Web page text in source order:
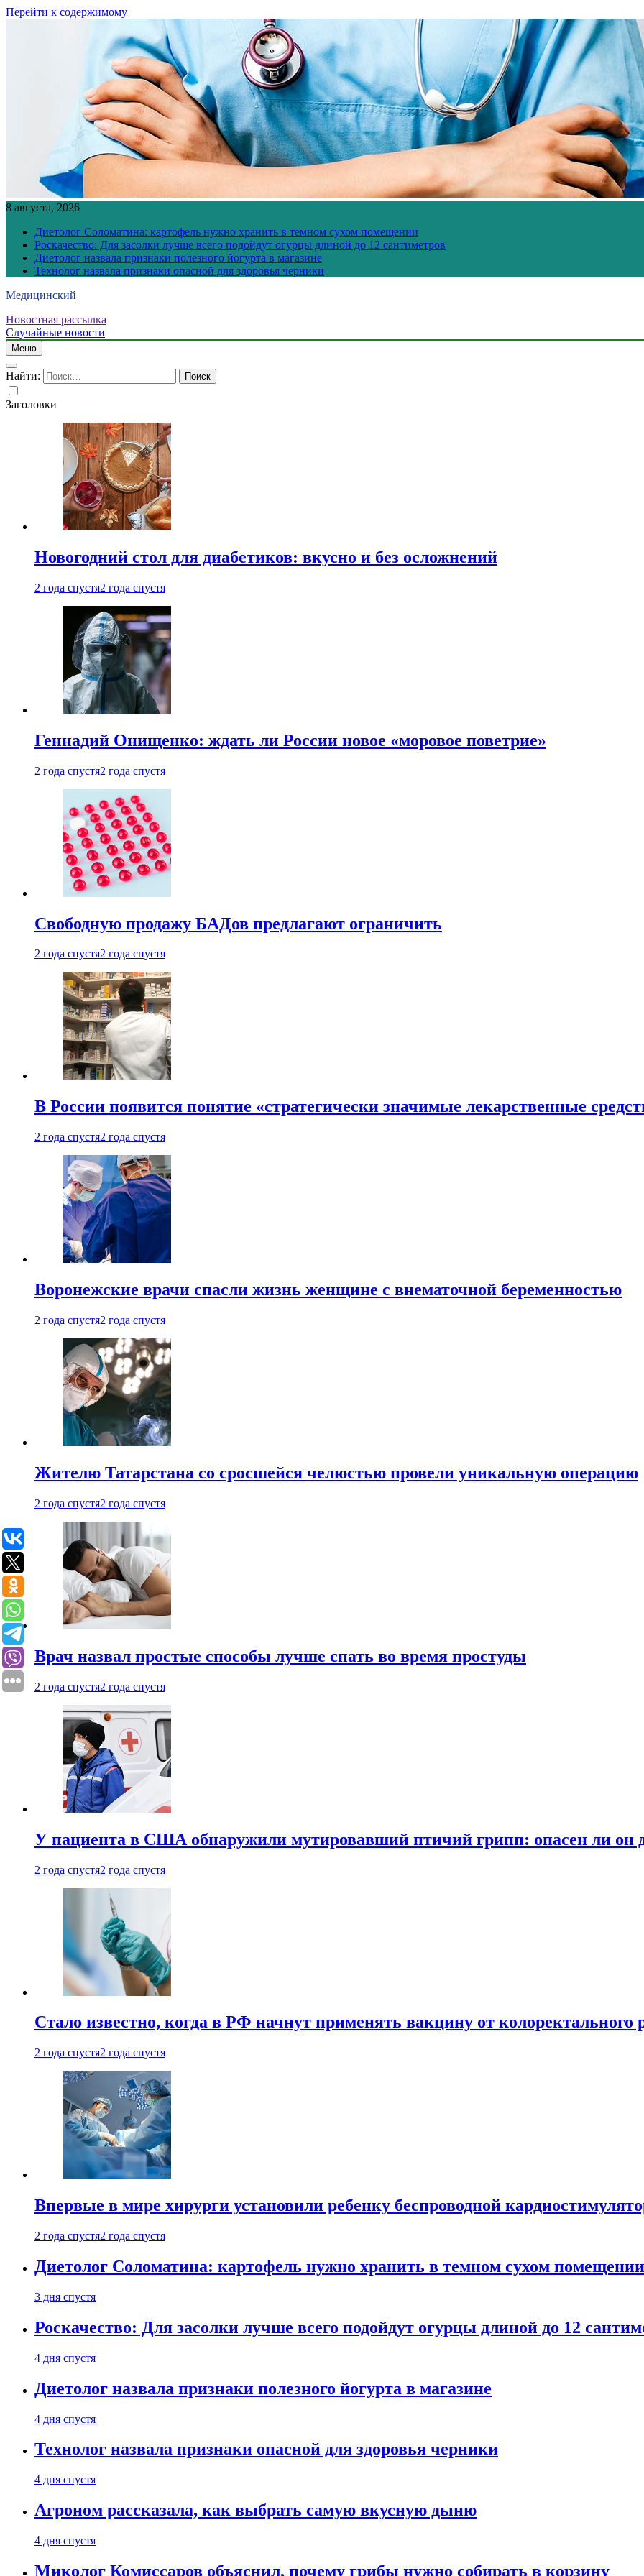
Перейти к содержимому
8 августа, 2026
Диетолог Соломатина: картофель нужно хранить в темном сухом помещении
Роскачество: Для засолки лучше всего подойдут огурцы длиной до 12 сантиметров
Диетолог назвала признаки полезного йогурта в магазине
Технолог назвала признаки опасной для здоровья черники
Медицинский
Новостная рассылка
Случайные новости
Меню
Найти:
Заголовки
Новогодний стол для диабетиков: вкусно и без осложнений
2 года спустя2 года спустя
Геннадий Онищенко: ждать ли России новое «моровое поветрие»
2 года спустя2 года спустя
Свободную продажу БАДов предлагают ограничить
2 года спустя2 года спустя
В России появится понятие «стратегически значимые лекарственные
2 года спустя2 года спустя
Воронежские врачи спасли жизнь женщине с внематочной беременностью
2 года спустя2 года спустя
Жителю Татарстана со сросшейся челюстью провели уникальную операцию
2 года спустя2 года спустя
Врач назвал простые способы лучше спать во время простуды
2 года спустя2 года спустя
У пациента в США обнаружили мутировавший птичий грипп: опасен ли он
2 года спустя2 года спустя
Стало известно, когда в РФ начнут применять вакцину от колоректального
2 года спустя2 года спустя
Впервые в мире хирурги установили ребенку беспроводной
2 года спустя2 года спустя
Диетолог Соломатина: картофель нужно хранить в темном сухом помещении
3 дня спустя
Роскачество: Для засолки лучше всего подойдут огурцы длиной до 12
4 дня спустя
Диетолог назвала признаки полезного йогурта в магазине
4 дня спустя
Технолог назвала признаки опасной для здоровья черники
4 дня спустя
Агроном рассказала, как выбрать самую вкусную дыню
4 дня спустя
Миколог Комиссаров объяснил, почему грибы нужно собирать в корзину